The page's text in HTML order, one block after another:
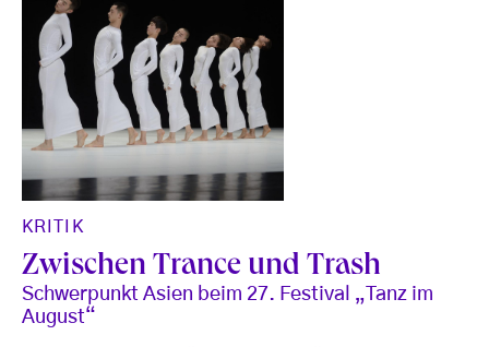
KRITIK
Zwischen Trance und Trash
Schwerpunkt Asien beim 27. Festival „Tanz im
August“